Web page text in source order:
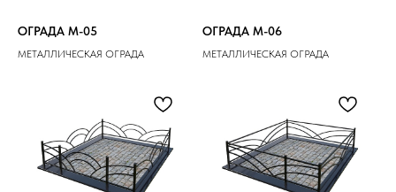
ОГРАДА M-05
МЕТАЛЛИЧЕСКАЯ ОГРАДА
ОГРАДА M-06
МЕТАЛЛИЧЕСКАЯ ОГРАДА